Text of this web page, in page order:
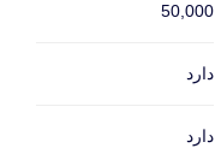
50,000
دارد
دارد